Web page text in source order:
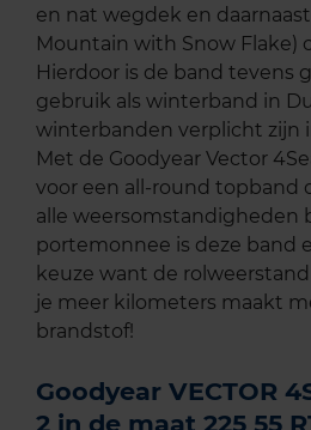
en nat wegdek en daarnaast
Mountain with Snow Flake)
Hierdoor is de band tevens
gebruik als winterband in
winterbanden verplicht zijn
Met de Goodyear Vector
voor een all-round topband
alle weersomstandigheden
portemonnee is deze band
keuze want de
je meer kilometers maakt
brandstof!
Goodyear VECTOR
2 in de maat 225 55